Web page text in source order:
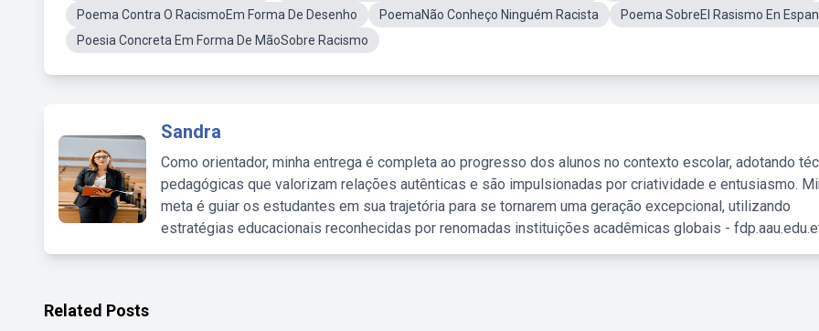
Poema Contra O RacismoEm Forma De Desenho
PoemaNão Conheço Ninguém Racista
Poema SobreEl Rasismo En
Poesia Concreta Em Forma De MãoSobre Racismo
Sandra
Como orientador, minha entrega é completa ao progresso dos alunos no contexto escolar, adotando
pedagógicas que valorizam relações autênticas e são impulsionadas por criatividade e entusiasmo.
meta é guiar os estudantes em sua trajetória para se tornarem uma geração excepcional, utilizando
estratégias educacionais reconhecidas por renomadas instituições acadêmicas globais -
Related Posts